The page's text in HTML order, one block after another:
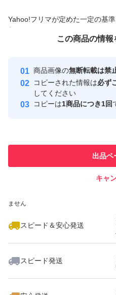
Yahoo!フリマが定めた一定の基
付与しています
安心取引出品者
取引実績
ません
スピード＆安心発送
スピード発送
この商品の情
商品画像の無断転載は禁
コピーされた情報は必ず
してください
コピーは1商品につき1回
出品ペ
キャ
この商品をみている人にオス